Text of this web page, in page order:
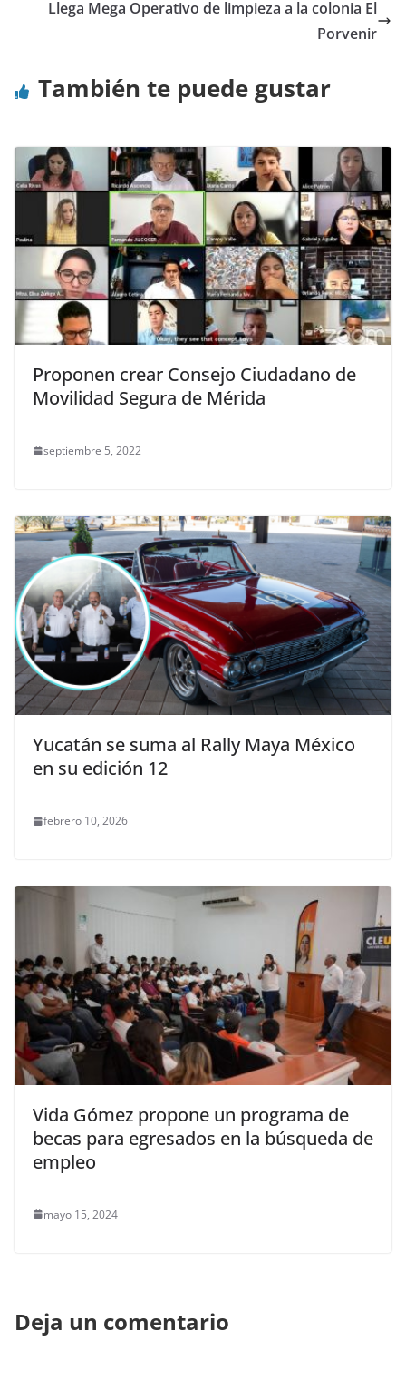
Llega Mega Operativo de limpieza a la colonia El
Porvenir
También te puede gustar
Proponen crear Consejo Ciudadano de
Movilidad Segura de Mérida
septiembre 5, 2022
Yucatán se suma al Rally Maya México
en su edición 12
febrero 10, 2026
Vida Gómez propone un programa de
becas para egresados en la búsqueda de
empleo
mayo 15, 2024
Deja un comentario